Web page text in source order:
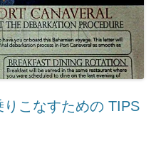
こなすための TIPS